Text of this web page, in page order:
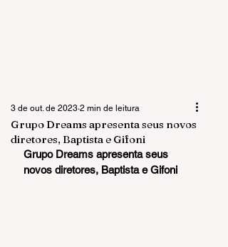
Grupo Dreams apresenta seus novos
diretores, Baptista e Gifoni
3 de out. de 2023 2 min de leitura
Grupo Dreams apresenta seus
novos diretores, Baptista e Gifoni